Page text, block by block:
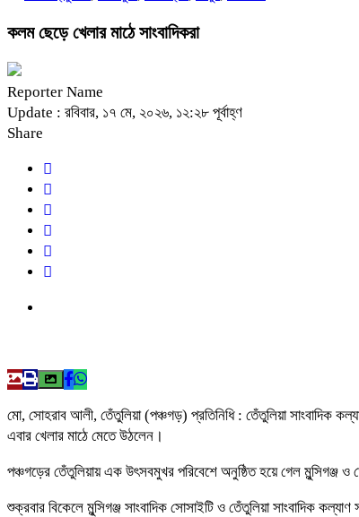
কলম ছেড়ে খেলার মাঠে সাংবাদিকরা
Reporter Name
Update : রবিবার, ১৭ মে, ২০২৬, ১২:২৮ পূর্বাহ্ণ
Share
মো, সোহরাব আলী, তেঁতুলিয়া (পঞ্চগড়) প্রতিনিধি : তেঁতুলিয়া সাংবাদিক
এবার খেলার মাঠে মেতে উঠলেন।
পঞ্চগড়ের তেঁতুলিয়ায় এক উৎসবমুখর পরিবেশে অনুষ্ঠিত হয়ে গেল মুন্সিগঞ্জ ও
শুক্রবার বিকেলে মুন্সিগঞ্জ সাংবাদিক সোসাইটি ও তেঁতুলিয়া সাংবাদিক